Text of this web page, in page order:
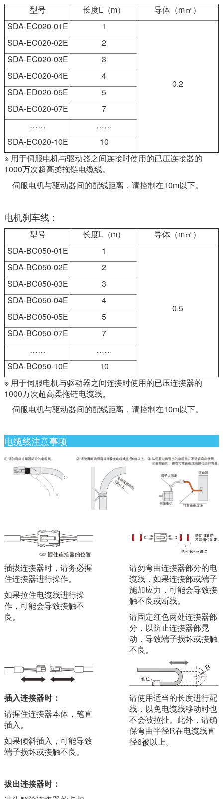
型号 长度L（m）
导体（m㎡）
SDA-EC020-01E
1
0.2
SDA-EC020-02E
2
SDA-EC020-03E
3
SDA-EC020-04E
4
SDA-ED020-05E
5
SDA-EC020-07E
7
……
……
SDA-EC020-10E
10
※ 用于伺服电机与驱动器之间连接时使用的已压连接器的
1000万次超高柔拖链电缆线。
伺服电机与驱动器间的配线距离，请控制在10m以下。
电机刹车线：
型号 长度L（m）
导体（m㎡）
SDA-BC050-01E
1
0.5
SDA-BC050-02E
2
SDA-BC050-03E
3
SDA-BC050-04E
4
SDA-BC050-05E
5
SDA-BC050-07E
7
……
……
SDA-BC050-10E
10
※ 用于伺服电机与驱动器之间连接时使用的已压连接器的
1000万次超高柔拖链电缆线。
伺服电机与驱动器间的配线距离，请控制在10m以下。
电缆线注意事项
插拔连接器时，请务必握
住连接器进行操作。
如果拉住电缆线进行操
作，可能会导致接触不
良。
请勿弯曲连接器部分的电
缆线，如果连接部或端子
施加应力，可能会导致接
触不良或断线。
请固定红色两处连接器部
分，以防止连接器部晃
动，导致端子损坏或接触
不良。
插入连接器时：
请握住连接器本体，笔直
插入。
如果倾斜插入，可能导致
端子损坏或接触不良。
拔出连接器时：
请使用适当的长度进行配
线，以免电缆线移动时也
不会被拉扯。此外，请确
保弯曲半径R在电缆线直
径6被以上。